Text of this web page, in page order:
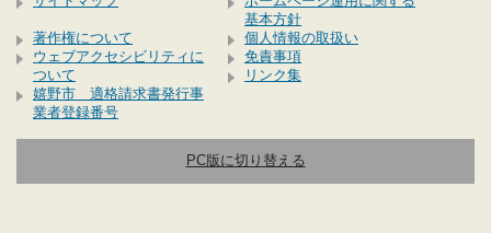
基本方針
著作権について
個人情報の取扱い
ウェブアクセシビリティに
ついて
免責事項
リンク集
嬉野市 適格請求書発行事
業者登録番号
PC版に切り替える